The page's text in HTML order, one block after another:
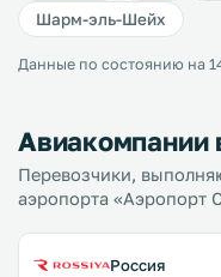
Шарм-эль-Шейх
Данные по состоянию на
Авиакомпании
Перевозчики,
аэропорта «Аэропорт
Россия